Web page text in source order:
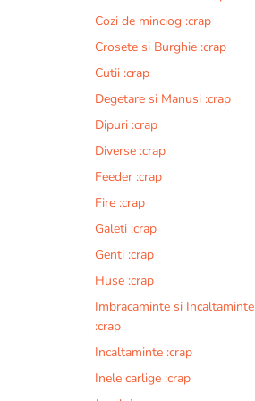
Cozi de minciog :crap
Crosete si Burghie :crap
Cutii :crap
Degetare si Manusi :crap
Dipuri :crap
Diverse :crap
Feeder :crap
Fire :crap
Galeti :crap
Genti :crap
Huse :crap
Imbracaminte si Incaltaminte
:crap
Incaltaminte :crap
Inele carlige :crap